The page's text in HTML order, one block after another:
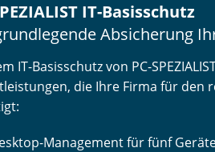
IT-Basisschutz
Absicherung
IT-Basisschutz von PC-
die Ihre Firma für den
Management für fünf